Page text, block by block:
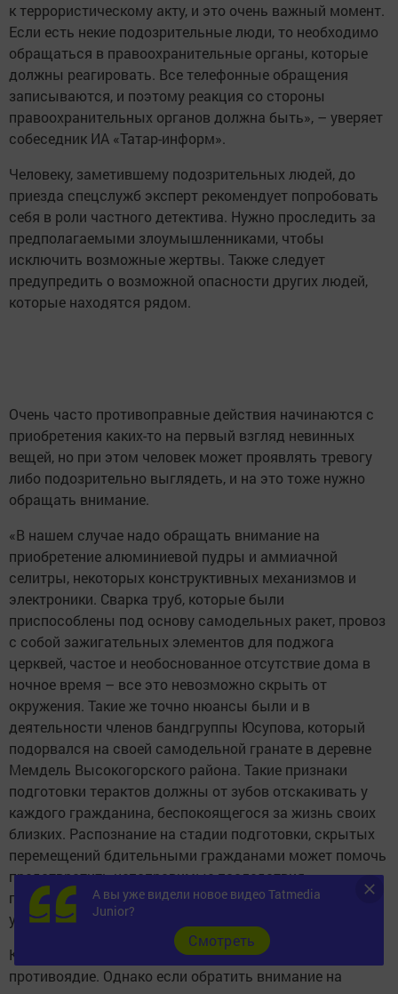
к террористическому акту, и это очень важный момент.
Если есть некие подозрительные люди, то необходимо
обращаться в правоохранительные органы, которые
должны реагировать. Все телефонные обращения
записываются, и поэтому реакция со стороны
правоохранительных органов должна быть», – уверяет
собеседник ИА «Татар-информ».
Человеку, заметившему подозрительных людей, до
приезда спецслужб эксперт рекомендует попробовать
себя в роли частного детектива. Нужно проследить за
предполагаемыми злоумышленниками, чтобы
исключить возможные жертвы. Также следует
предупредить о возможной опасности других людей,
которые находятся рядом.
Очень часто противоправные действия начинаются с
приобретения каких-то на первый взгляд невинных
вещей, но при этом человек может проявлять тревогу
либо подозрительно выглядеть, и на это тоже нужно
обращать внимание.
«В нашем случае надо обращать внимание на
приобретение алюминиевой пудры и аммиачной
селитры, некоторых конструктивных механизмов и
электроники. Сварка труб, которые были
приспособлены под основу самодельных ракет, провоз
с собой зажигательных элементов для поджога
церквей, частое и необоснованное отсутствие дома в
ночное время – все это невозможно скрыть от
окружения. Такие же точно нюансы были и в
деятельности членов бандгруппы Юсупова, который
подорвался на своей самодельной гранате в деревне
Мемдель Высокогорского района. Такие признаки
подготовки терактов должны от зубов отскакивать у
каждого гражданина, беспокоящегося за жизнь своих
близких. Распознание на стадии подготовки, скрытых
перемещений бдительными гражданами может помочь
предотвратить непоправимые последствия», –
поделился с ИА «Татар-информ» эксперт, принимавший
участие в ликвидации «Чистопольского джамаата».
Конечно, на все случаи жизни невозможно найти
противоядие. Однако если обратить внимание на
А вы уже видели новое видео Tatmedia
Junior?
Cмотреть